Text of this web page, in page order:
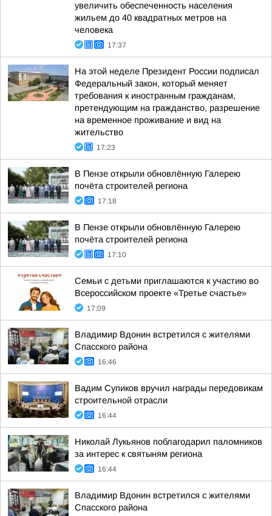
увеличить обеспеченность населения
жильем до 40 квадратных метров на
человека
17:37
На этой неделе Президент России подписал
Федеральный закон, который меняет
требования к иностранным гражданам,
претендующим на гражданство, разрешение
на временное проживание и вид на
жительство
17:23
В Пензе открыли обновлённую Галерею
почёта строителей региона
17:18
В Пензе открыли обновлённую Галерею
почёта строителей региона
17:10
Семьи с детьми приглашаются к участию во
Всероссийском проекте «Третье счастье»
17:09
Владимир Вдонин встретился с жителями
Спасского района
16:46
Вадим Супиков вручил награды передовикам
строительной отрасли
16:44
Николай Лукьянов поблагодарил паломников
за интерес к святыням региона
16:44
Владимир Вдонин встретился с жителями
Спасского района